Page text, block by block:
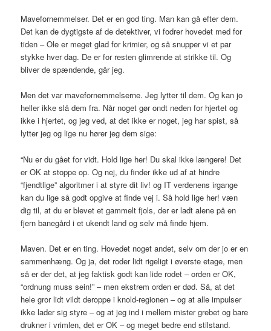
Mavefornemmelser. Det er en god ting. Man kan gå efter dem.
Det kan de dygtigste af de detektiver, vi fodrer hovedet med for
tiden – Ole er meget glad for krimier, og så snupper vi et par
stykke hver dag. De er for resten glimrende at strikke til. Og
bliver de spændende, går jeg.
Men det var mavefornemmelserne. Jeg lytter til dem. Og kan jo
heller ikke slå dem fra. Når noget gør ondt neden for hjertet og
ikke i hjertet, og jeg ved, at det ikke er noget, jeg har spist, så
lytter jeg og lige nu hører jeg dem sige:
“Nu er du gået for vidt. Hold lige her! Du skal ikke længere! Det
er OK at stoppe op. Og nej, du finder ikke ud af at hindre
“fjendtlige” algoritmer i at styre dit liv! og IT verdenens irgange
kan du lige så godt opgive at finde vej i. Så hold lige her! væn
dig til, at du er blevet et gammelt fjols, der er ladt alene på en
fjern banegård i et ukendt land og selv må finde hjem.
Maven. Det er en ting. Hovedet noget andet, selv om der jo er en
sammenhæng. Og ja, det roder lidt rigeligt i øverste etage, men
så er der det, at jeg faktisk godt kan lide rodet – orden er OK,
“ordnung muss sein!” – men ekstrem orden er død. Så, at det
hele gror lidt vildt deroppe i knold-regionen – og at alle impulser
ikke lader sig styre – og at jeg ind i mellem mister grebet og bare
drukner i vrimlen, det er OK – og meget bedre end stilstand.